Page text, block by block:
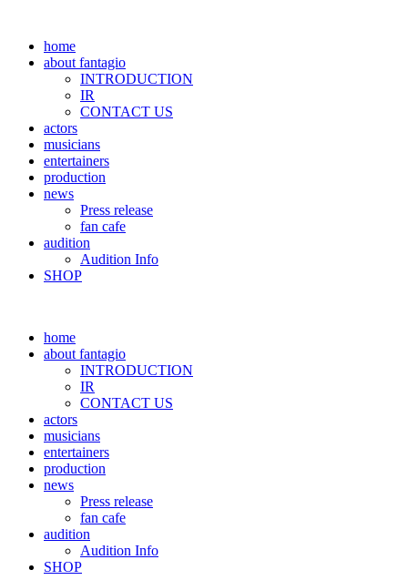
home
about fantagio
INTRODUCTION
IR
CONTACT US
actors
musicians
entertainers
production
news
Press release
fan cafe
audition
Audition Info
SHOP
home
about fantagio
INTRODUCTION
IR
CONTACT US
actors
musicians
entertainers
production
news
Press release
fan cafe
audition
Audition Info
SHOP